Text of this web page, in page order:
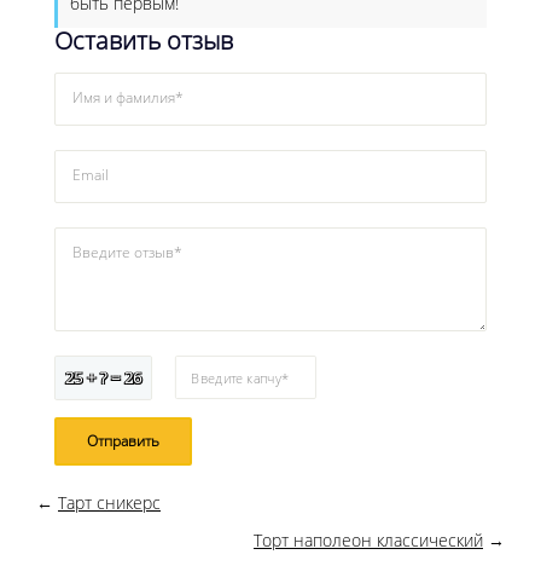
Оставить отзыв
Имя и фамилия*
Email
Введите отзыв*
25 + ? = 26 Введите капчу*
← Тарт сникерс
Торт наполеон классический →